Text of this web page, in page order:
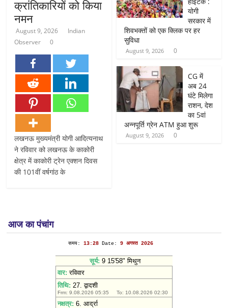
क्रांतिकारियों को किया
नमन
August 9, 2026
Indian
Observer
0
लखनऊ मुख्यमंत्री योगी आदित्यनाथ
ने रविवार को लखनऊ के काकोरी
क्षेत्र में काकोरी ट्रेन एक्शन दिवस
की 101वीं वर्षगांठ के
योगी
सरकार में
शिवभक्तों को एक क्लिक पर हर
सुविधा
August 9, 2026 0
CG में
अब 24
घंटे मिलेगा
राशन, देश
का 5वां
अन्नपूर्ति ग्रेन ATM हुआ शुरू
August 9, 2026 0
आज का पंचांग